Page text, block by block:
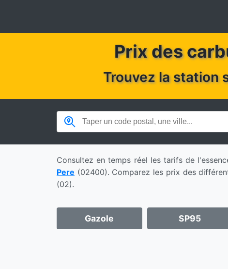
Prix des
Trouvez la station
Consultez en temps réel les tarifs de
Pere (02400). Comparez les prix des
(02).
Gazole SP95